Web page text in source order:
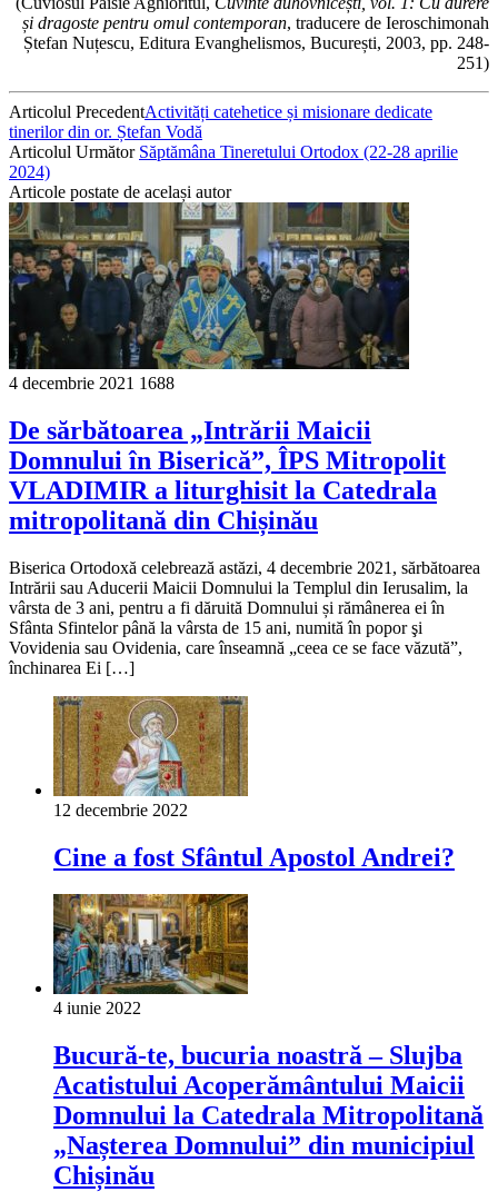
și dragoste pentru omul contemporan, traducere de Ieroschimonah
Ștefan Nuțescu, Editura Evanghelismos, București, 2003, pp. 248-
251)
Articolul PrecedentActivități catehetice și misionare dedicate
tinerilor din or. Ștefan Vodă
Articolul Următor Săptămâna Tineretului Ortodox (22-28 aprilie
2024)
Articole postate de același autor
4 decembrie 2021 1688
De sărbătoarea „Intrării Maicii
Domnului în Biserică”, ÎPS Mitropolit
VLADIMIR a liturghisit la Catedrala
mitropolitană din Chișinău
Biserica Ortodoxă celebrează astăzi, 4 decembrie 2021, sărbătoarea
Intrării sau Aducerii Maicii Domnului la Templul din Ierusalim, la
vârsta de 3 ani, pentru a fi dăruită Domnului și rămânerea ei în
Sfânta Sfintelor până la vârsta de 15 ani, numită în popor şi
Vovidenia sau Ovidenia, care înseamnă „ceea ce se face văzută”,
închinarea Ei […]
12 decembrie 2022
Cine a fost Sfântul Apostol Andrei?
4 iunie 2022
Bucură-te, bucuria noastră – Slujba
Acatistului Acoperământului Maicii
Domnului la Catedrala Mitropolitană
„Nașterea Domnului” din municipiul
Chișinău